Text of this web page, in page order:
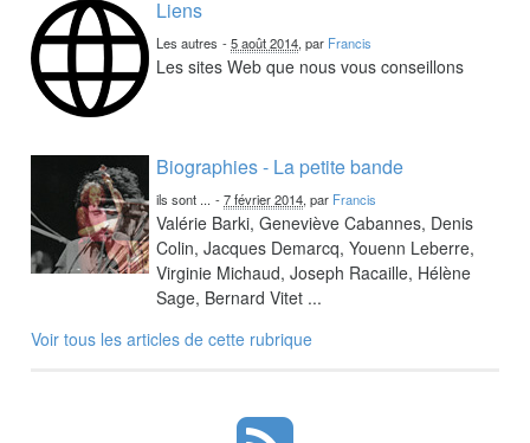
Liens
Les autres -5 août 2014, par Francis
Les sites Web que nous vous conseillons
Biographies - La petite bande
ils sont ... -7 février 2014, par Francis
Valérie Barki, Geneviève Cabannes, Denis
Colin, Jacques Demarcq, Youenn Leberre,
Virginie Michaud, Joseph Racaille, Hélène
Sage, Bernard Vitet ...
Voir tous les articles de cette rubrique